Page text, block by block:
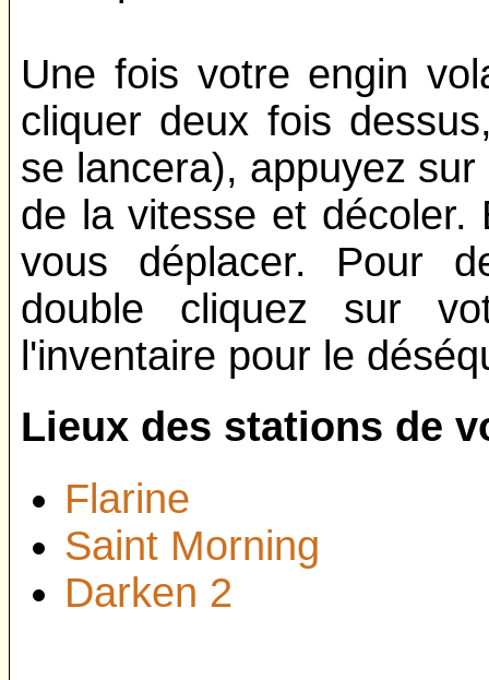
Une fois votre engin
cliquer deux fois
se lancera), appuyez
de la vitesse et décoler.
vous déplacer. Pour
double cliquez sur
l'inventaire pour le
Lieux des stations de
Flarine
Saint Morning
Darken 2